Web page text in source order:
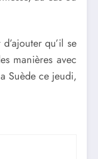
qu’il se
manières avec
Suède ce jeudi,